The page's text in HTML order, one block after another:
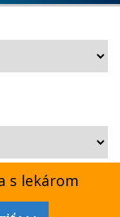
s lekárom